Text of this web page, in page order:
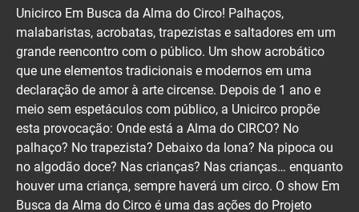
Unicirco Em Busca da Alma do Circo! Palhaços,
malabaristas, acrobatas, trapezistas e saltadores em um
grande reencontro com o público. Um show acrobático
que une elementos tradicionais e modernos em uma
declaração de amor à arte circense. Depois de 1 ano e
meio sem espetáculos com público, a Unicirco propõe
esta provocação: Onde está a Alma do CIRCO? No
palhaço? No trapezista? Debaixo da lona? Na pipoca ou
no algodão doce? Nas crianças? Nas crianças… enquanto
houver uma criança, sempre haverá um circo. O show Em
Busca da Alma do Circo é uma das ações do Projeto